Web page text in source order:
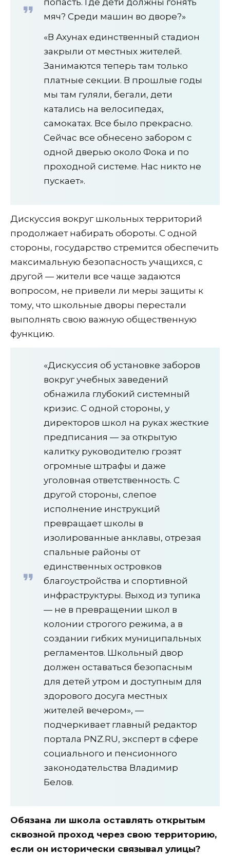
мяч? Среди машин во дворе?»
«В Ахунах единственный стадион
закрыли от местных жителей.
Занимаются теперь там только
платные секции. В прошлые годы
мы там гуляли, бегали, дети
катались на велосипедах,
самокатах. Все было прекрасно.
Сейчас все обнесено забором с
одной дверью около Фока и по
проходной системе. Нас никто не
пускает».
Дискуссия вокруг школьных территорий
продолжает набирать обороты. С одной
стороны, государство стремится обеспечить
максимальную безопасность учащихся, с
другой — жители все чаще задаются
вопросом, не привели ли меры защиты к
тому, что школьные дворы перестали
выполнять свою важную общественную
функцию.
«Дискуссия об установке заборов
вокруг учебных заведений
обнажила глубокий системный
кризис. С одной стороны, у
директоров школ на руках жесткие
предписания — за открытую
калитку руководителю грозят
огромные штрафы и даже
уголовная ответственность. С
другой стороны, слепое
исполнение инструкций
превращает школы в
изолированные анклавы, отрезая
спальные районы от
единственных островков
благоустройства и спортивной
инфраструктуры. Выход из тупика
— не в превращении школ в
колонии строгого режима, а в
создании гибких муниципальных
регламентов. Школьный двор
должен оставаться безопасным
для детей утром и доступным для
здорового досуга местных
жителей вечером», —
подчеркивает главный редактор
портала PNZ.RU, эксперт в сфере
социального и пенсионного
законодательства Владимир
Белов.
Обязана ли школа оставлять открытым
сквозной проход через свою территорию,
если он исторически связывал улицы?